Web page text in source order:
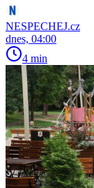
NESPECHEJ.cz
dnes, 04:00
4 min